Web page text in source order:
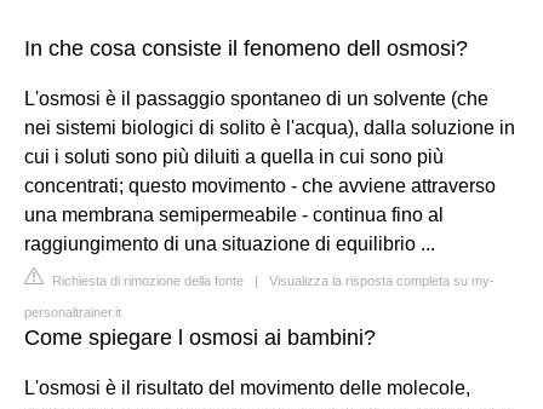
In che cosa consiste il fenomeno dell osmosi?
L'osmosi è il passaggio spontaneo di un solvente (che
nei sistemi biologici di solito è l'acqua), dalla soluzione in
cui i soluti sono più diluiti a quella in cui sono più
concentrati; questo movimento - che avviene attraverso
una membrana semipermeabile - continua fino al
raggiungimento di una situazione di equilibrio ...
Richiesta di rimozione della fonte | Visualizza la risposta completa su my-
personaltrainer.it
Come spiegare l osmosi ai bambini?
L'osmosi è il risultato del movimento delle molecole,